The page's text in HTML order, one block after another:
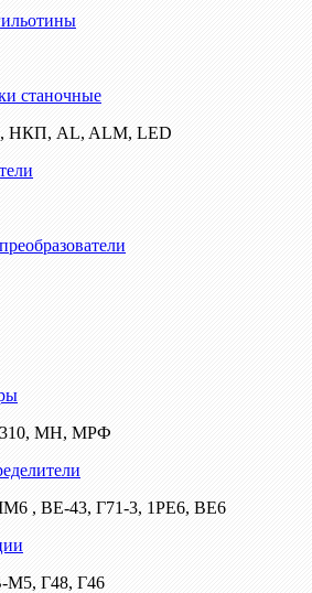
станочные
AL, ALM, LED
310, МН, МРФ
, ВЕ-43, Г71-3, 1РЕ6, ВЕ6
Г48, Г46